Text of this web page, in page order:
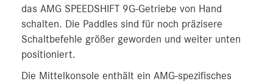
das AMG SPEEDSHIFT 9G-Getriebe von Hand
schalten. Die Paddles sind für noch präzisere
Schaltbefehle größer geworden und weiter unten
positioniert.
Die Mittelkonsole enthält ein AMG-spezifisches